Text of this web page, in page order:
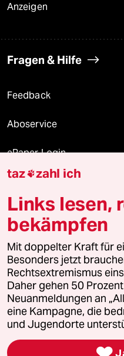
Anzeigen
Fragen & Hilfe
Feedback
Aboservice
ePaper Login
Downloads für
© 2026 taz Verlags und
Alle Rechte vorbehalten. Bei
wenden Sie sich bitte an
Feedback
Leitlinie Informant
Seitenwende
taz zahl ich
Links lesen,
bekämpfen
Mit doppelter Kraft für
Besonders jetzt
Rechtsextremismus
Daher gehen 50
Neuanmeldungen an
eine Kampagne, die
und Jugendorte